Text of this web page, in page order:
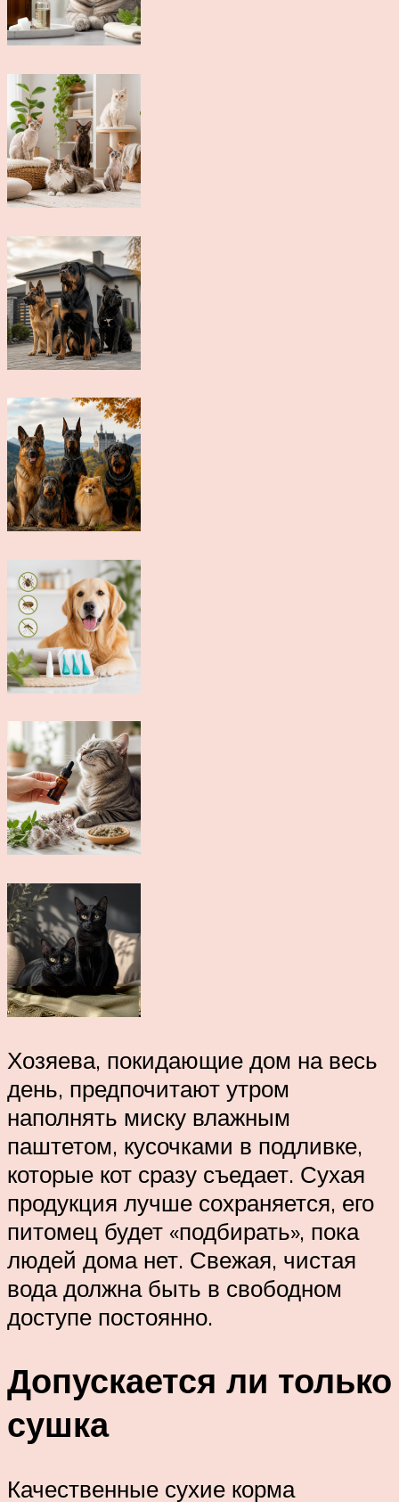
Хозяева, покидающие дом на весь
день, предпочитают утром
наполнять миску влажным
паштетом, кусочками в подливке,
которые кот сразу съедает. Сухая
продукция лучше сохраняется, его
питомец будет «подбирать», пока
людей дома нет. Свежая, чистая
вода должна быть в свободном
доступе постоянно.
Допускается ли только
сушка
Качественные сухие корма